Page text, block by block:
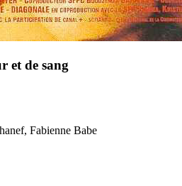
et de sang
Fabienne Babe